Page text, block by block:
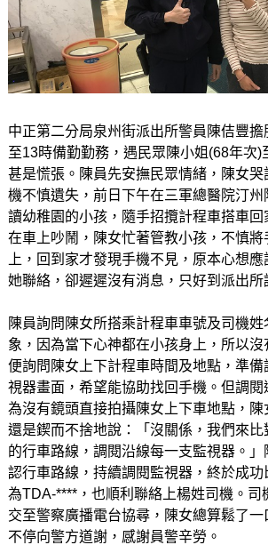
中正第二分局泉州街派出所警員陳佶豐
至13時備勤勤務，遇民眾陳小姐(68年次)
甚是慌張。陳員先安撫民眾情緒，陳女
機不慎遺失，前日下午在三軍總醫院汀
讀幼稚園的小孩，隨手招攬計程車搭車
在車上吵鬧，陳女忙著管教小孩，不慎
上，回到家才發現手機不見，原本心想
她聯絡，卻遲遲沒有消息，只好到派出所
陳員詢問陳女所搭乘計程車車號及司機
象，因為當下心神都在小孩身上，所以沒
便詢問陳女上下計程車時間及地點，準備
視器畫面，希望能協助找回手機。但調閱
為沒有鏡頭直接拍攝陳女上下車地點，陳
還是鍥而不捨地說：「沒關係，我們來
的行車路線，調閱沿線每一支監視器。
認行車路線，持續調閱監視器，終於成
為TDA-****，也順利聯絡上楊姓司機。司
交至警察廣播電台協尋，陳女總算鬆了
不停向警方道謝，感謝員警辛勞。